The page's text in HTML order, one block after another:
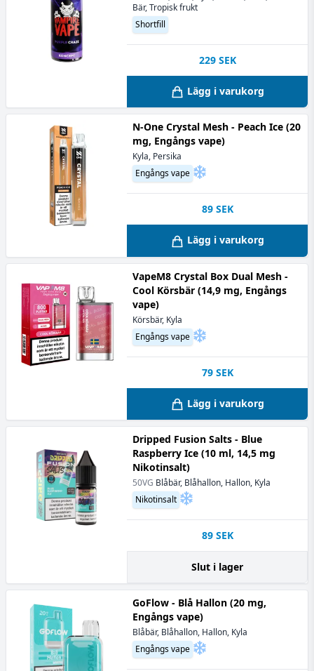
Bär, Tropisk frukt
Shortfill
229 SEK
Lägg i varukorg
N-One Crystal Mesh - Peach Ice (20
mg, Engångs vape)
Kyla, Persika
Engångs vape
89 SEK
Lägg i varukorg
VapeM8 Crystal Box Dual Mesh -
Cool Körsbär (14,9 mg, Engångs
vape)
Körsbär, Kyla
Engångs vape
79 SEK
Lägg i varukorg
Dripped Fusion Salts - Blue
Raspberry Ice (10 ml, 14,5 mg
Nikotinsalt)
50VG Blåbär, Blåhallon, Hallon, Kyla
Nikotinsalt
89 SEK
Slut i lager
GoFlow - Blå Hallon (20 mg,
Engångs vape)
Blåbär, Blåhallon, Hallon, Kyla
Engångs vape